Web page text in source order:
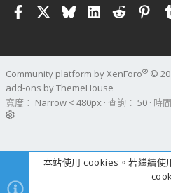
FacebookBlueskyLinkedIn
Reddit
Community platform by XenForo® ©
add-ons by ThemeHouse
寬度
查詢 50 時間
本站使用 cookies。若繼續使